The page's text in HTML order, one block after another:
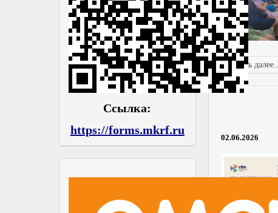
Читать далее...
02.06.2026
Ссылка:
https://forms.mkrf.ru